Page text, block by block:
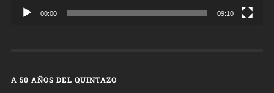
00:00 09:10
A 50 AÑOS DEL QUINTAZO